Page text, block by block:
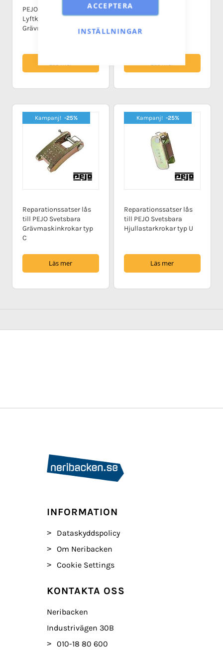
ACCEPTERA
INSTÄLLNINGAR
PEJO C Svetsbar
Lyftkrok för
Grävmaskinredskap
Läs mer
PEJO U Svetsbar
Lyftkrok för
Hjullastarredskap
Läs mer
Kampanj! -25%
Reparationssatser lås
till PEJO Svetsbara
Grävmaskinkrokar typ
C
Läs mer
Kampanj! -25%
Reparationssatser lås
till PEJO Svetsbara
Hjullastarkrokar typ U
Läs mer
INFORMATION
Dataskyddspolicy
Om Neribacken
Cookie Settings
KONTAKTA OSS
Neribacken
Industrivägen 30B
010-18 80 600